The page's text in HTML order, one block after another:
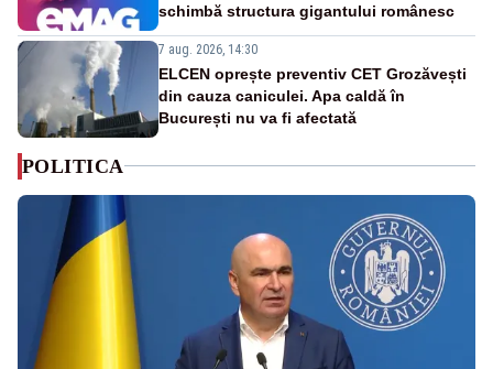
schimbă structura gigantului românesc
7 aug. 2026, 14:30
ELCEN oprește preventiv CET Grozăvești
din cauza caniculei. Apa caldă în
București nu va fi afectată
POLITICA